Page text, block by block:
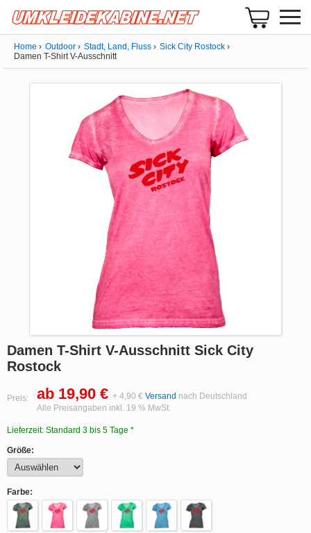
Home Outdoor Stadt, Land, Fluss
Sick City Rostock
Damen T-Shirt V-Ausschnitt
Damen T-Shirt V-Ausschnitt Sick City
Rostock
Preis: ab 19,90 € + 4,90 € Versand nach Deutschland
Alle Preisangaben inkl. 19 % MwSt.
Lieferzeit: Standard 3 bis 5 Tage *
Größe:
Farbe: